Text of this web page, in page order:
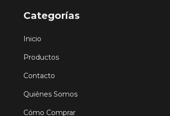
Categorías
Inicio
Productos
Contacto
Quiénes Somos
Cómo Comprar